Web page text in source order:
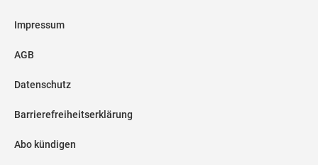
Impressum
AGB
Datenschutz
Barrierefreiheitserklärung
Abo kündigen